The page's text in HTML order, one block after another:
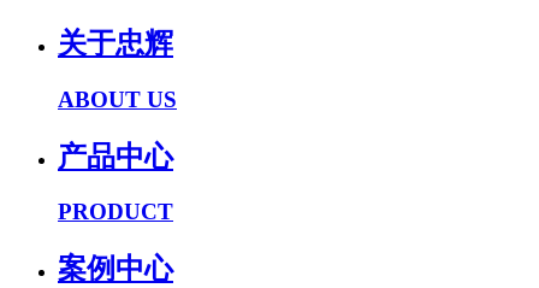
关于忠辉
ABOUT US
产品中心
PRODUCT
案例中心